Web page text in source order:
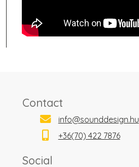
Contact
info@sounddesign.hu
+36(70) 422 7876
Social